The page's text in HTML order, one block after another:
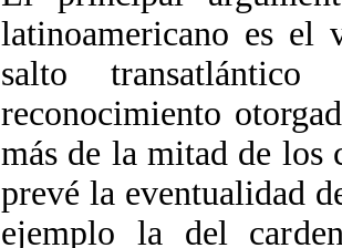
latinoamericano es el
salto
reconocimiento
más de la mitad de los
prevé la eventualidad
ejemplo la del